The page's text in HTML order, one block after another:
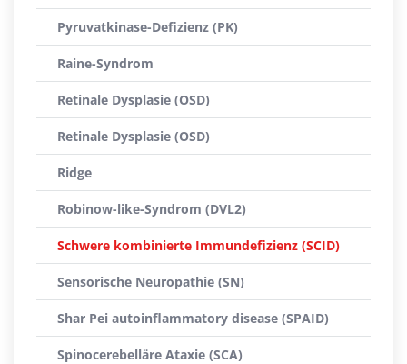
Pyruvatkinase-Defizienz (PK)
Raine-Syndrom
Retinale Dysplasie (OSD)
Retinale Dysplasie (OSD)
Ridge
Robinow-like-Syndrom (DVL2)
Schwere kombinierte Immundefizienz (SCID)
Sensorische Neuropathie (SN)
Shar Pei autoinflammatory disease (SPAID)
Spinocerebelläre Ataxie (SCA)